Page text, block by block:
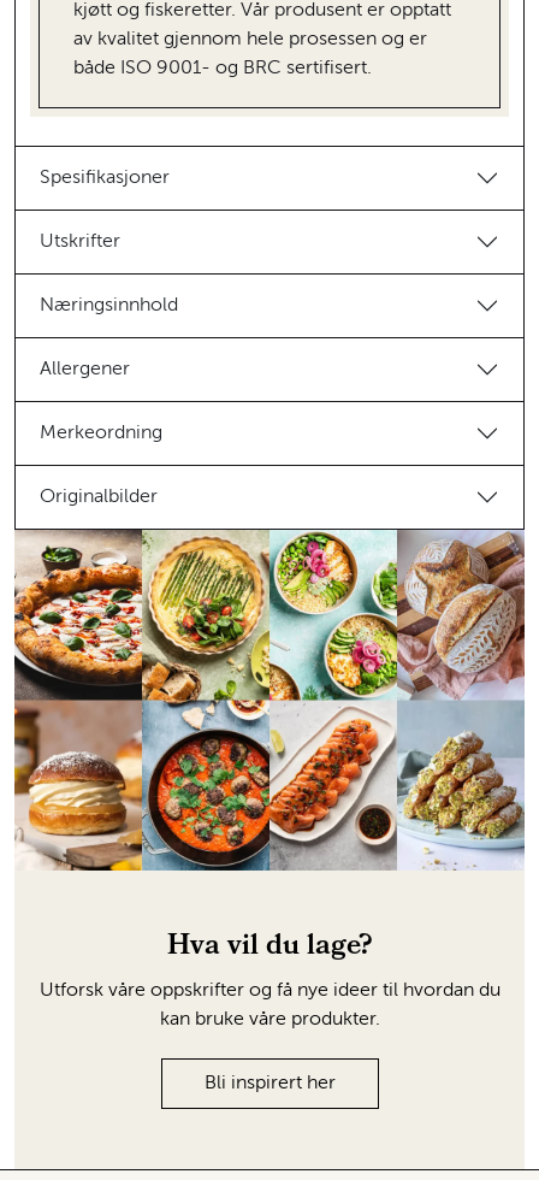
kjøtt og fiskeretter. Vår produsent er opptatt
av kvalitet gjennom hele prosessen og er
både ISO 9001- og BRC sertifisert.
Spesifikasjoner
Utskrifter
Næringsinnhold
Allergener
Merkeordning
Originalbilder
Hva vil du lage?
Utforsk våre oppskrifter og få nye ideer til hvordan du
kan bruke våre produkter.
Bli inspirert her